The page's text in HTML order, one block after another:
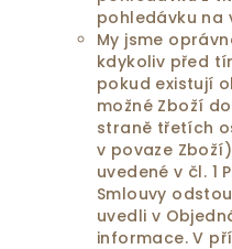
pohledávku na
My jsme
kdykoliv před
pokud existují
možné Zboží
straně třetích
v povaze
uvedené v čl. 1
Smlouvy
uvedli v
informace. V